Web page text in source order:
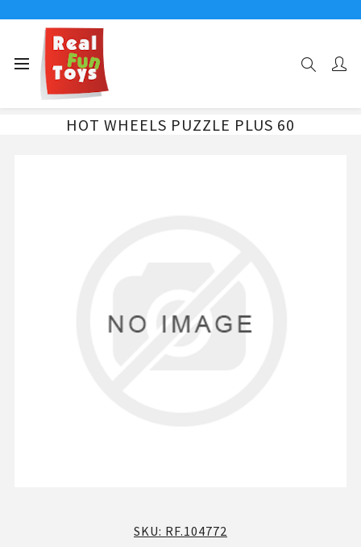
Αρχική σελίδα HOT WHEELS PUZZLE PLUS 60
HOT WHEELS PUZZLE PLUS 60
SKU: RF.104772